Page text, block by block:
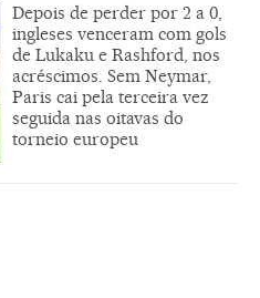
Depois de perder por 2 a 0,
ingleses venceram com gols
de Lukaku e Rashford, nos
acréscimos. Sem Neymar,
Paris cai pela terceira vez
seguida nas oitavas do
torneio europeu